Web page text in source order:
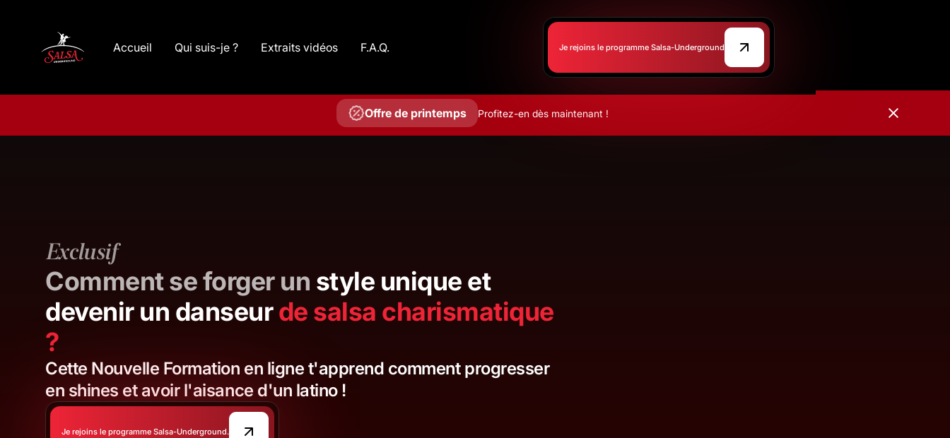
Accueil Qui suis-je ? Extraits vidéos F.A.Q. Je rejoins le programme Salsa-Underground
Offre de printemps Profitez-en dès maintenant !
Exclusif
Comment se forger un style unique et
devenir un danseurde salsa charismatique
?
Cette Nouvelle Formation en ligne t'apprend comment progresser
en shines et avoir l'aisance d'un latino !
Je rejoins le programme Salsa-Underground.